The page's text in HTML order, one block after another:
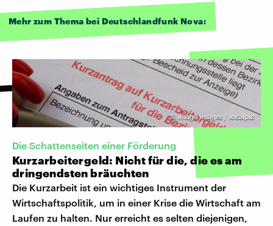
Mehr zum Thema bei Deutschlandfunk Nova:
©imago images / localpic
Die Schattenseiten einer Förderung
Kurzarbeitergeld: Nicht für die, die es am
dringendsten bräuchten
Die Kurzarbeit ist ein wichtiges Instrument der
Wirtschaftspolitik, um in einer Krise die Wirtschaft am
Laufen zu halten. Nur erreicht es selten diejenigen,